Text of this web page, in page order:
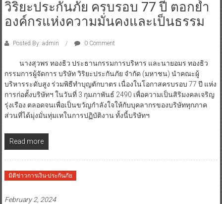
วิริยะประกันภัย ครบรอบ 77 ปี ตอกย้ำ
องค์กรแห่งความมั่นคงและเป็นธรรม
Posted By: admin 0 Comment
นางสุวพร ทองธิว ประธานกรรมการบริหาร และนายอมร ทองธิว
กรรมการผู้จัดการ บริษัท วิริยะประกันภัย จำกัด (มหาชน) นำคณะผู้
บริหารระดับสูง ร่วมพิธีทำบุญตักบาตร เนื่องในโอกาสครบรอบ 77 ปี แห่ง
การก่อตั้งบริษัทฯ ในวันที่ 3 กุมภาพันธ์ 2490 เพื่อความเป็นสิริมงคลเจริญ
รุ่งเรือง ตลอดจนเพื่อเป็นขวัญกำลังใจให้กับบุคลากรของบริษัททุกภาค
ส่วนที่ได้มุ่งมั่นทุ่มเทในการปฏิบัติงาน ทั้งนี้บริษัทฯ
Read more
มิติข่าวการเงิน-ประกันภัย
February 2, 2024